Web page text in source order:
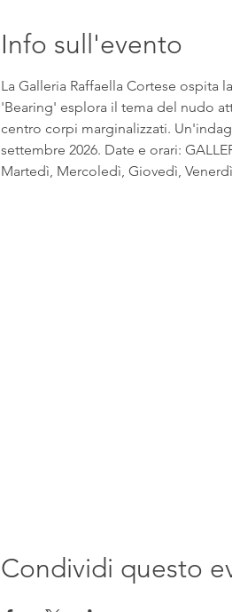
Info sull'evento
La Galleria Raffaella Cortese ospita
'Bearing' esplora il tema del nudo
centro corpi marginalizzati.
settembre 2026. Date e orari:
Martedì, Mercoledì, Giovedì,
Condividi questo